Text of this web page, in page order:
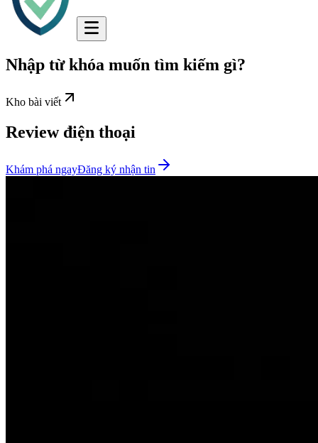
Nhập từ khóa muốn tìm kiếm gì?
Kho bài viết
Review điện thoại
Khám phá ngayĐăng ký nhận tin